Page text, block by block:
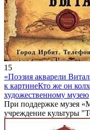
15
«Поэзия акварели
к картинеКто же он
художественному музею
При поддержке музея
учреждение культуры